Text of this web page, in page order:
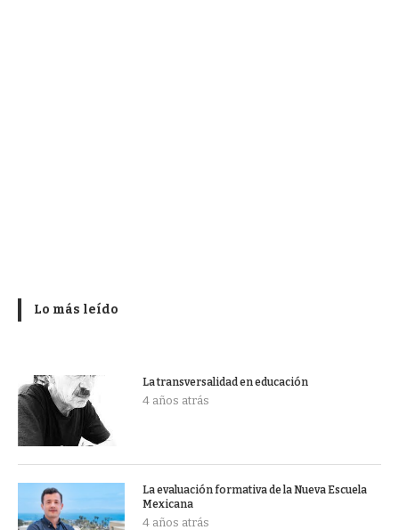
Lo más leído
La transversalidad en educación
4 años atrás
La evaluación formativa de la Nueva Escuela
Mexicana
4 años atrás